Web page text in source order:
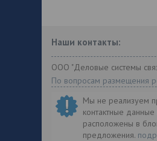
Наши контакты:
ООО "Деловые системы
По вопросам размещения
Мы не реализуем
контактные
расположены в
предложения.